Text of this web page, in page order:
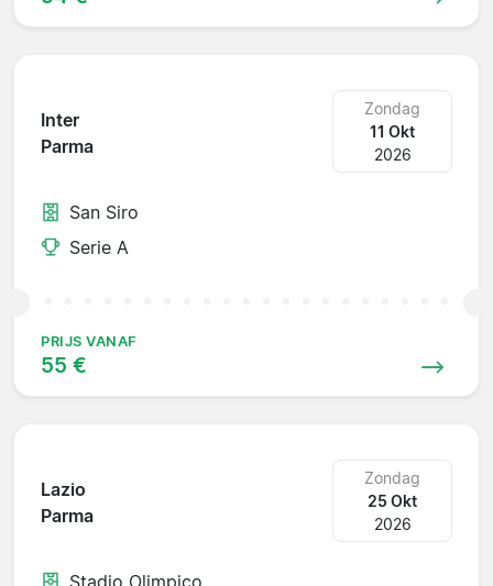
Inter
Parma
Zondag
11 Okt
2026
San Siro
Serie A
PRIJS VANAF
55 €
Lazio
Parma
Zondag
25 Okt
2026
Stadio Olimpico